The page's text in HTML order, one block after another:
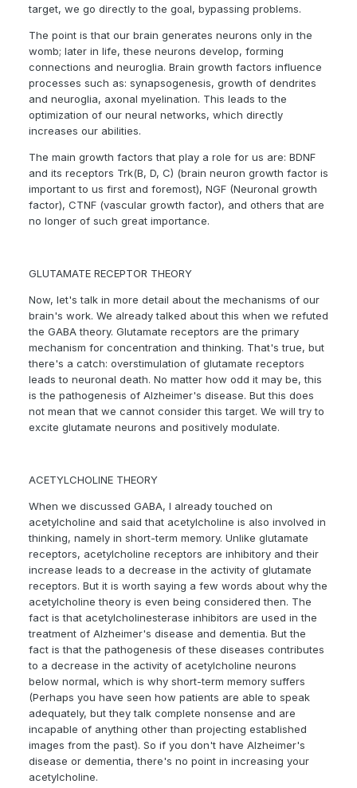
target, we go directly to the goal, bypassing problems.
The point is that our brain generates neurons only in the
womb; later in life, these neurons develop, forming
connections and neuroglia. Brain growth factors influence
processes such as: synapsogenesis, growth of dendrites
and neuroglia, axonal myelination. This leads to the
optimization of our neural networks, which directly
increases our abilities.
The main growth factors that play a role for us are: BDNF
and its receptors Trk(B, D, C) (brain neuron growth factor is
important to us first and foremost), NGF (Neuronal growth
factor), CTNF (vascular growth factor), and others that are
no longer of such great importance.
GLUTAMATE RECEPTOR THEORY
Now, let's talk in more detail about the mechanisms of our
brain's work. We already talked about this when we refuted
the GABA theory. Glutamate receptors are the primary
mechanism for concentration and thinking. That's true, but
there's a catch: overstimulation of glutamate receptors
leads to neuronal death. No matter how odd it may be, this
is the pathogenesis of Alzheimer's disease. But this does
not mean that we cannot consider this target. We will try to
excite glutamate neurons and positively modulate.
ACETYLCHOLINE THEORY
When we discussed GABA, I already touched on
acetylcholine and said that acetylcholine is also involved in
thinking, namely in short-term memory. Unlike glutamate
receptors, acetylcholine receptors are inhibitory and their
increase leads to a decrease in the activity of glutamate
receptors. But it is worth saying a few words about why the
acetylcholine theory is even being considered then. The
fact is that acetylcholinesterase inhibitors are used in the
treatment of Alzheimer's disease and dementia. But the
fact is that the pathogenesis of these diseases contributes
to a decrease in the activity of acetylcholine neurons
below normal, which is why short-term memory suffers
(Perhaps you have seen how patients are able to speak
adequately, but they talk complete nonsense and are
incapable of anything other than projecting established
images from the past). So if you don't have Alzheimer's
disease or dementia, there's no point in increasing your
acetylcholine.